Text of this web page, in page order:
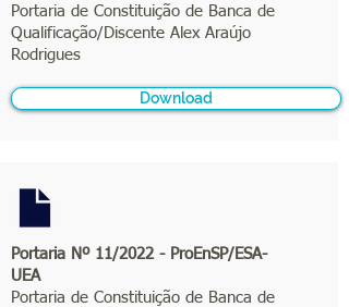
Portaria de Constituição de Banca de
Qualificação/Discente Alex Araújo
Rodrigues
Download
Portaria Nº 11/2022 - ProEnSP/ESA-
UEA
Portaria de Constituição de Banca de